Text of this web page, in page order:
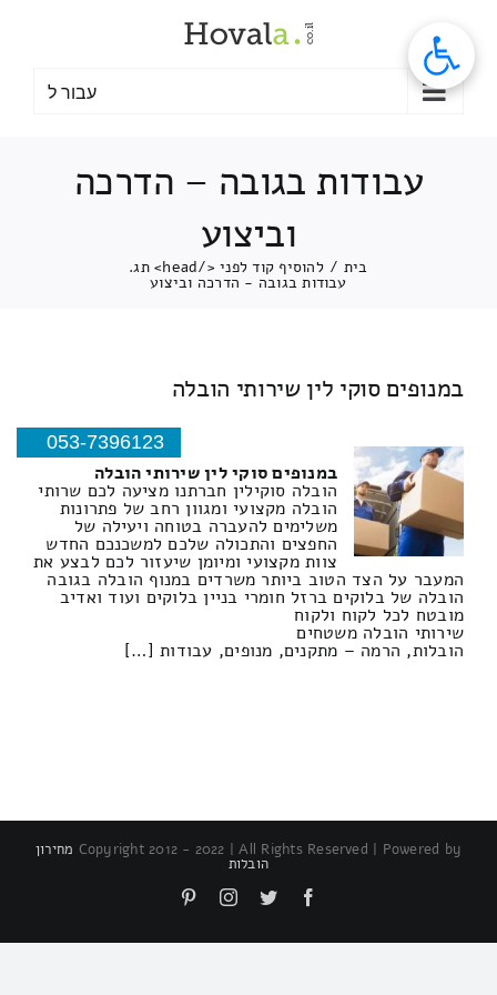
עבור ל
עבודות בגובה – הדרכה
וביצוע
בית / להוסיף קוד לפני </head> תג.
עבודות בגובה - הדרכה וביצוע
במנופים סוקי לין שירותי הובלה
053-7396123
במנופים סוקי לין שירותי הובלה
הובלה סוקילין חברתנו מציעה לכם שרותי
הובלה מקצועי ומגוון רחב של פתרונות
משלימים להעברה בטוחה ויעילה של
החפצים והתכולה שלכם למשכנכם החדש
צוות מקצועי ומיומן שיעזור לכם לבצע את
המעבר על הצד הטוב ביותר משרדים במנוף הובלה בגובה
הובלה של בלוקים ברזל חומרי בניין בלוקים ועוד ואדיב
מובטח לכל לקוח ולקוח
שירותי הובלה משטחים
הובלות, הרמה – מתקנים, מנופים, עבודות […]
Copyright 2012 - 2022 | All Rights Reserved | Powered by מחירון
הובלות
Facebook
Twitter
Instagram